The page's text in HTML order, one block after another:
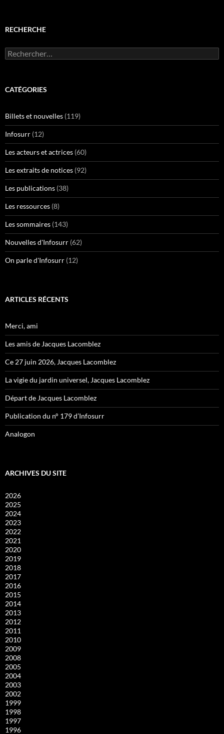
RECHERCHE
Rechercher :
CATÉGORIES
Billets et nouvelles (119)
Infosurr (12)
Les acteurs et actrices (60)
Les extraits de notices (92)
Les publications (38)
Les ressources (8)
Les sommaires (143)
Nouvelles d'Infosurr (62)
On parle d'Infosurr (12)
ARTICLES RÉCENTS
Merci, ami
Les amis de Jacques Lacomblez
Ce 27 juin 2026, Jacques Lacomblez
La vigie du jardin universel, Jacques Lacomblez
Départ de Jacques Lacomblez
Publication du n° 179 d’Infosurr
Analogon
ARCHIVES DU SITE
2026
2025
2024
2023
2022
2021
2020
2019
2018
2017
2016
2015
2014
2013
2012
2011
2010
2009
2008
2005
2004
2003
2002
1999
1998
1997
1996